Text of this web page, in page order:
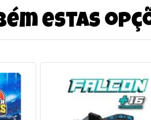
estas